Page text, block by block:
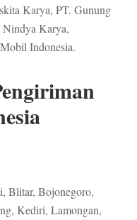
Karya, PT. Gunung
Nindya Karya,
Indonesia.
Blitar, Bojonegoro,
Kediri, Lamongan,